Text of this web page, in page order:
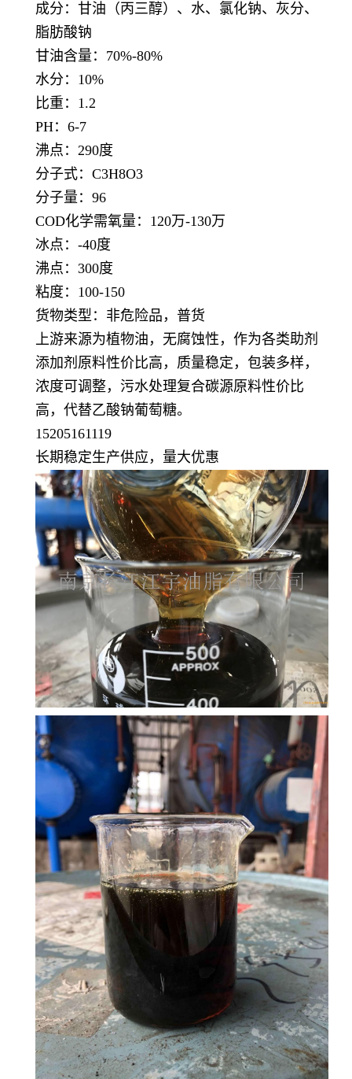
成分：甘油（丙三醇）、水、氯化钠、灰分、
脂肪酸钠
甘油含量：70%-80%
水分：10%
比重：1.2
PH：6-7
沸点：290度
分子式：C3H8O3
分子量：96
COD化学需氧量：120万-130万
冰点：-40度
沸点：300度
粘度：100-150
货物类型：非危险品，普货
上游来源为植物油，无腐蚀性，作为各类助剂
添加剂原料性价比高，质量稳定，包装多样，
浓度可调整，污水处理复合碳源原料性价比
高， 代替乙酸钠葡萄糖。
15205161119
长期稳定生产供应，量大优惠